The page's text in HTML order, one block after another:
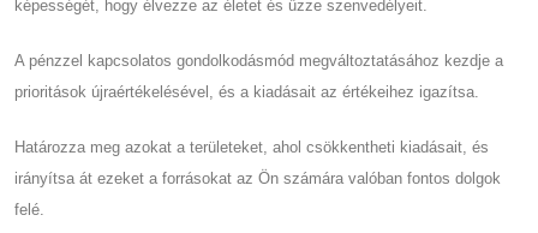
képességét, hogy élvezze az életet és űzze szenvedélyeit.
A pénzzel kapcsolatos gondolkodásmód megváltoztatásához kezdje a
prioritások újraértékelésével, és a kiadásait az értékeihez igazítsa.
Határozza meg azokat a területeket, ahol csökkentheti kiadásait, és
irányítsa át ezeket a forrásokat az Ön számára valóban fontos dolgok
felé.